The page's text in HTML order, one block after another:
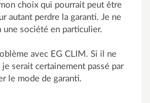
choix qui pourrait peut être
autant perdre la garanti. Je ne
une société en particulier.
avec EG CLIM. Si il ne
serait certainement passé par
le mode de garanti.